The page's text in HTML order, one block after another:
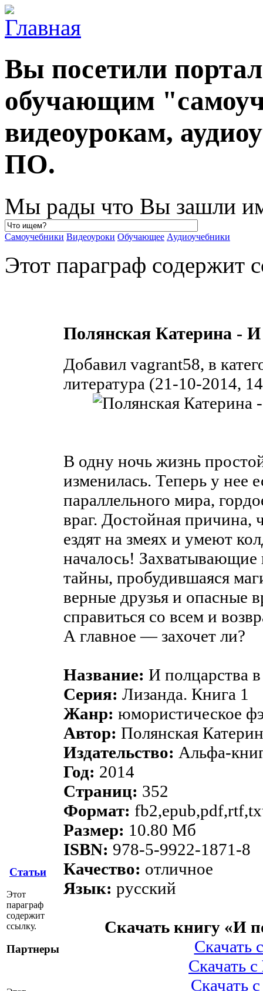
Вы посетили
обучающим
видеоурокам,
ПО.
Мы рады что Вы зашли
Самоучебники Видеоуроки Обучающее Аудиоучебники
Этот параграф содержит
Статьи
Этот
параграф
содержит
ссылку.
Партнеры
Полянская Катерина -
Добавил vagrant58, в
литература (21-10-2014,
В одну ночь жизнь
изменилась. Теперь у нее
параллельного мира,
враг. Достойная причина,
ездят на змеях и умеют
началось!
тайны, пробудившаяся
верные друзья и опасные
справиться со всем и
А главное — захочет ли?
Название: И полцарства
Серия: Лизанда. Книга 1
Жанр: юмористическое
Автор: Полянская
Издательство: Альфа-
Год: 2014
Страниц: 352
Формат:
Размер: 10.80 Мб
ISBN: 978-5-9922-1871-8
Качество: отличное
Язык: русский
Скачать книгу «И
Скачать
Скачать с
Скачать